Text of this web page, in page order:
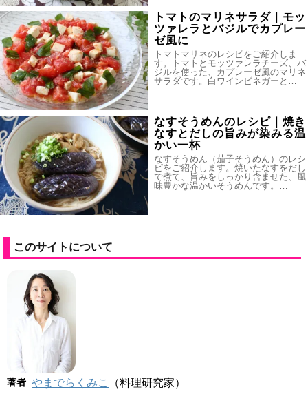
トマトのマリネサラダ｜モッ
ツァレラとバジルでカプレー
ゼ風に
トマトマリネのレシピをご紹介しま
す。トマトとモッツァレラチーズ、バ
ジルを使った、カプレーゼ風のマリネ
サラダです。白ワインビネガーと…
なすそうめんのレシピ｜焼き
なすとだしの旨みが染みる温
かい一杯
なすそうめん（茄子そうめん）のレシ
ピをご紹介します。焼いたなすをだし
で煮て、旨みをしっかり含ませた、風
味豊かな温かいそうめんです。…
このサイトについて
著者 やまでらくみこ （料理研究家）